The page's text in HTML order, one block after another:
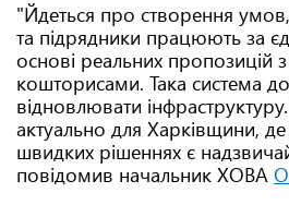
"Йдеться про створення
та підрядники працюють за
основі реальних пропозицій
кошторисами. Така система
відновлювати
актуально для Харківщини, де
швидких рішеннях є
повідомив начальник ХОВА